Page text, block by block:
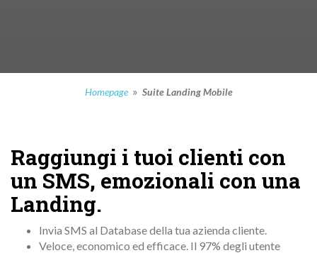
Homepage » Suite Landing Mobile
Raggiungi i tuoi clienti con
un SMS, emozionali con una
Landing.
Invia SMS al Database della tua azienda cliente.
Veloce, economico ed efficace. Il 97% degli utente